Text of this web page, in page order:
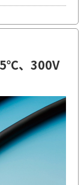
、300V